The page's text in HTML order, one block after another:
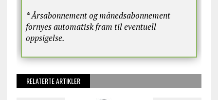
* Årsabonnement og månedsabonnement
fornyes automatisk fram til eventuell
oppsigelse.
RELATERTE ARTIKLER